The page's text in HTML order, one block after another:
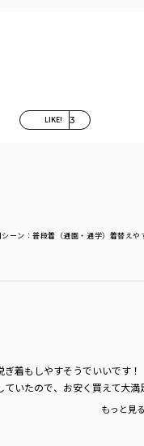
LIKE! 3
ーン ：普段着（通園・通学） 着替えや
着もしやすそうでいいです！
いたので、お安く買えて大満
もっと見